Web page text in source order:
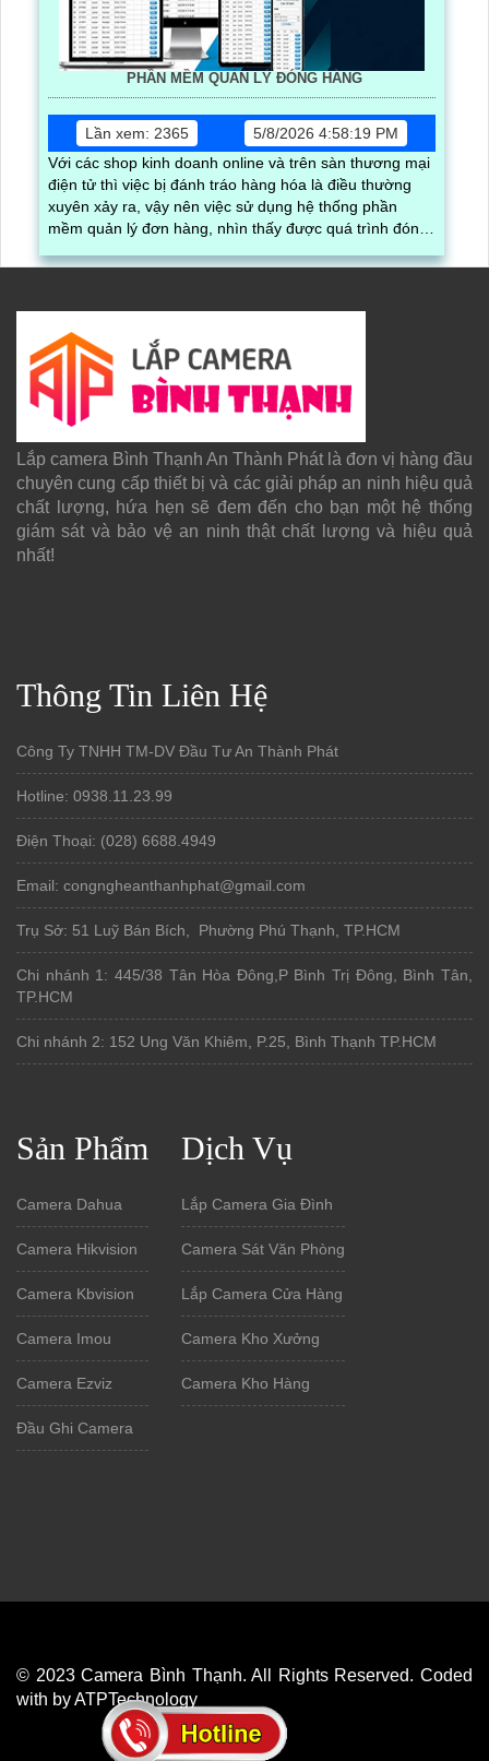
PHẦN MỀM QUẢN LÝ ĐÓNG HÀNG
Lần xem: 2365
5/8/2026 4:58:19 PM
Với các shop kinh doanh online và trên sàn thương mại
điện tử thì việc bị đánh tráo hàng hóa là điều thường
xuyên xảy ra, vậy nên việc sử dụng hệ thống phần
mềm quản lý đơn hàng, nhìn thấy được quá trình đóng
được ghi lại một cách dễ dàng
Lắp camera Bình Thạnh An Thành Phát là đơn vị hàng đầu
chuyên cung cấp thiết bị và các giải pháp an ninh hiệu quả
chất lượng, hứa hẹn sẽ đem đến cho bạn một hệ thống
giám sát và bảo vệ an ninh thật chất lượng và hiệu quả
nhất!
Thông Tin Liên Hệ
Công Ty TNHH TM-DV Đầu Tư An Thành Phát
Hotline: 0938.11.23.99
Điện Thoại: (028) 6688.4949
Email: congngheanthanhphat@gmail.com
Trụ Sở: 51 Luỹ Bán Bích, Phường Phú Thạnh, TP.HCM
Chi nhánh 1: 445/38 Tân Hòa Đông,P Bình Trị Đông, Bình Tân,
TP.HCM
Chi nhánh 2: 152 Ung Văn Khiêm, P.25, Bình Thạnh TP.HCM
Sản Phẩm
Camera Dahua
Camera Hikvision
Camera Kbvision
Camera Imou
Camera Ezviz
Đầu Ghi Camera
Dịch Vụ
Lắp Camera Gia Đình
Camera Sát Văn Phòng
Lắp Camera Cửa Hàng
Camera Kho Xưởng
Camera Kho Hàng
© 2023 Camera Bình Thạnh. All Rights Reserved. Coded
with by ATPTechnology